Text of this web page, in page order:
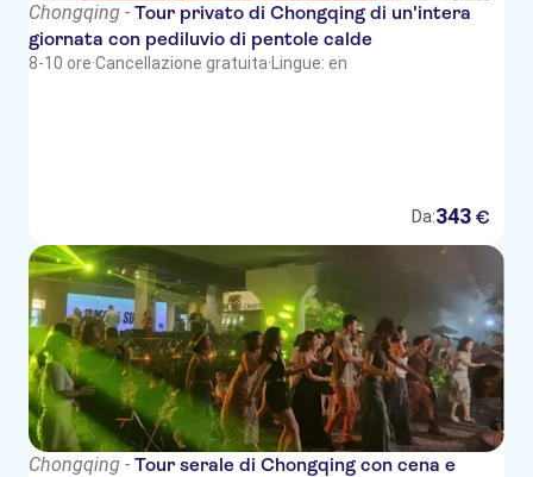
Chongqing - Tour privato di Chongqing di un'intera
giornata con pediluvio di pentole calde
8-10 ore·Cancellazione gratuita· Lingue: en
Da:343 €
Chongqing - Tour serale di Chongqing con cena e